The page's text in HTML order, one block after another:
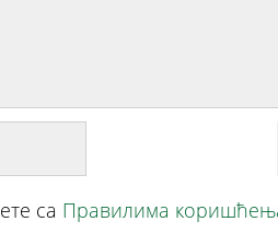
са Правилима